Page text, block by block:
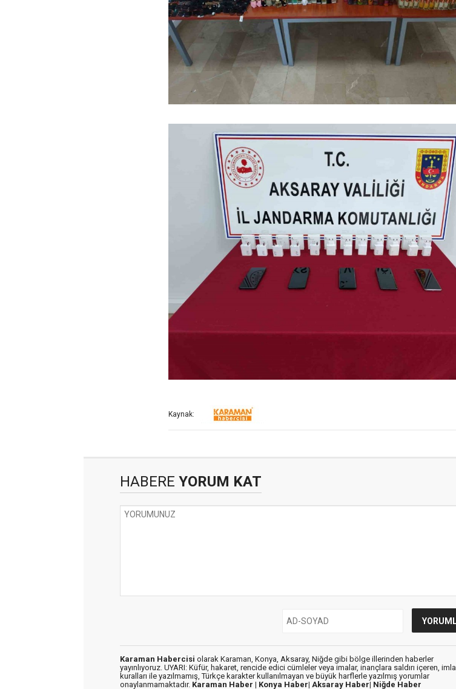
Kaynak:
HABERE YORUM KAT
Karaman Habercisi olarak Karaman, Konya, Aksaray, Niğde gibi bölge illerinden haberler
yayınlıyoruz. UYARI: Küfür, hakaret, rencide edici cümleler veya imalar, inançlara saldırı içeren, imla
kuralları ile yazılmamış, Türkçe karakter kullanılmayan ve büyük harflerle yazılmış yorumlar
onaylanmamaktadır. Karaman Haber | Konya Haber| Aksaray Haber| Niğde Haber